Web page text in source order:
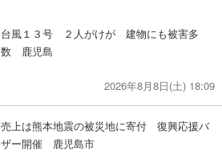
台風１３号 ２人がけが 建物にも被害多
数 鹿児島
2026年8月8日(土) 18:09
売上は熊本地震の被災地に寄付 復興応援バ
ザー開催 鹿児島市